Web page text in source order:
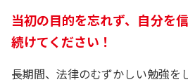
当初の目的を忘れず、自分を
続けてください！
長期間、法律のむずかしい勉強を